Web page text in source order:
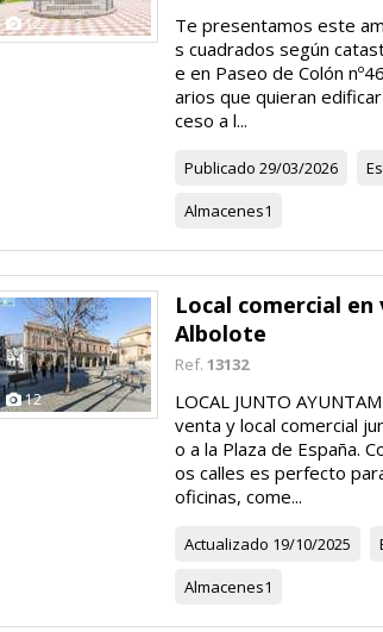
12
Te presentamos este
s cuadrados según
e en Paseo de Colón
arios que quieran
ceso a l...
Publicado 29/03/2026
Almacenes1
12
Local comercial en
Albolote
Ref. 13132
LOCAL JUNTO
venta y local comercial
o a la Plaza de España.
os calles es perfecto
oficinas, come...
Actualizado 19/10/2025
Almacenes1